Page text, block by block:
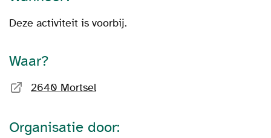
Deze activiteit is voorbij.
Waar?
2640 Mortsel
Organisatie door: